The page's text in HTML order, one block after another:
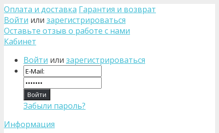
Оплата и доставка Гарантия и возврат
Войти или зарегистрироваться
Оставьте отзыв о работе с нами
Кабинет
Войти или зарегистрироваться
Забыли пароль?
Информация